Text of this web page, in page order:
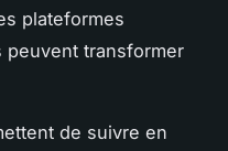
plateformes
peuvent transformer
de suivre en